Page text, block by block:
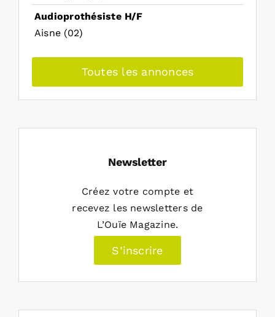
Audioprothésiste H/F
Aisne (02)
Toutes les annonces
Newsletter
Créez votre compte et
recevez les newsletters de
L’Ouïe Magazine.
S’inscrire